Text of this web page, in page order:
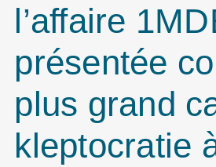
l’affaire
présentée
plus grand
kleptocratie